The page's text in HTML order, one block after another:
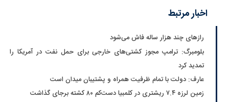
اخبار مرتبط
رازهای چند هزار ساله فاش می‌شود
بلومبرگ: ترامپ مجوز کشتی‌های خارجی برای حمل نفت در آمریکا را
تمدید کرد
عارف: دولت با تمام ظرفیت همراه و پشتیبان میدان است
زمین لرزه ۷.۴ ریشتری در کلمبیا دست‌کم ۸۰ کشته برجای گذاشت